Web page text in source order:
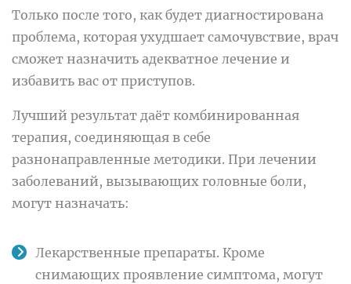
Только после того, как будет диагностирована
проблема, которая ухудшает самочувствие, врач
сможет назначить адекватное лечение и
избавить вас от приступов.
Лучший результат даёт комбинированная
терапия, соединяющая в себе
разнонаправленные методики. При лечении
заболеваний, вызывающих головные боли,
могут назначать:
Лекарственные препараты. Кроме
снимающих проявление симптома, могут